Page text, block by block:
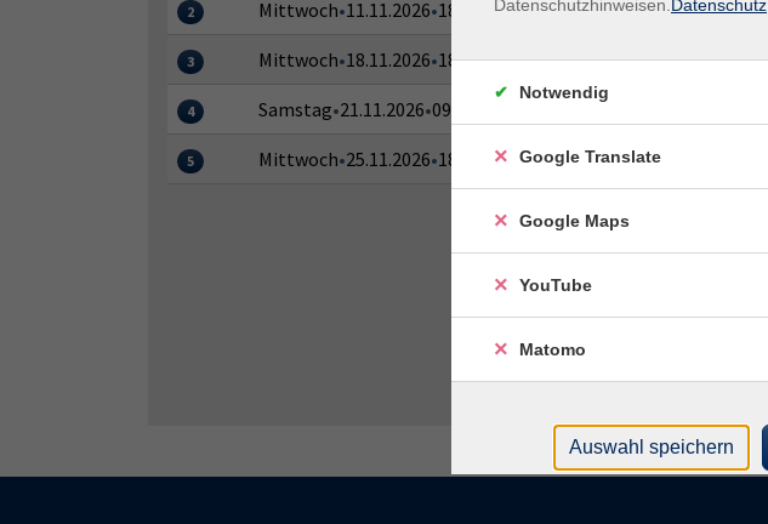
2 Mittwoch•11.11.2026•18:30–20:00 Uhr
3 Mittwoch•18.11.2026•18:30–20:00 Uhr
4 Samstag•21.11.2026•09:30–12:30 Uhr
5 Mittwoch•25.11.2026•18:30–20:00 Uhr
Datenschutzhinweisen. Datenschutz
Notwendig
Google Translate
Google Maps
YouTube
Matomo
Auswahl speichern